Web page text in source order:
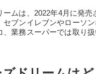
ームは、2022年4月に発
セブンイレブンやローソ
、業務スーパーでは取り